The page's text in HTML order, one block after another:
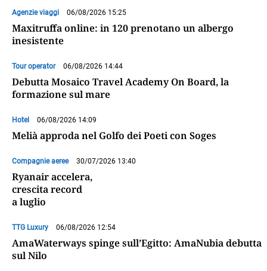
Agenzie viaggi 06/08/2026 15:25
Maxitruffa online: in 120 prenotano un albergo
inesistente
Tour operator 06/08/2026 14:44
Debutta Mosaico Travel Academy On Board, la
formazione sul mare
Hotel 06/08/2026 14:09
Melià approda nel Golfo dei Poeti con Soges
Compagnie aeree 30/07/2026 13:40
Ryanair accelera,
crescita record
a luglio
TTG Luxury 06/08/2026 12:54
AmaWaterways spinge sull’Egitto: AmaNubia debutta
sul Nilo